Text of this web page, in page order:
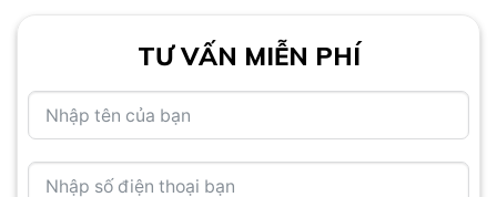
TƯ VẤN MIỄN PHÍ